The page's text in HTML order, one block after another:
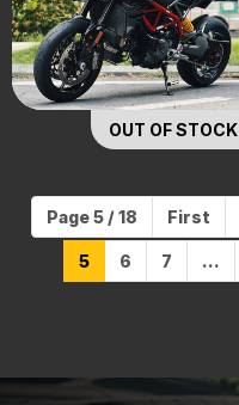
OUT OF STOCK
Page 5 / 18 First
5 6 7 ...